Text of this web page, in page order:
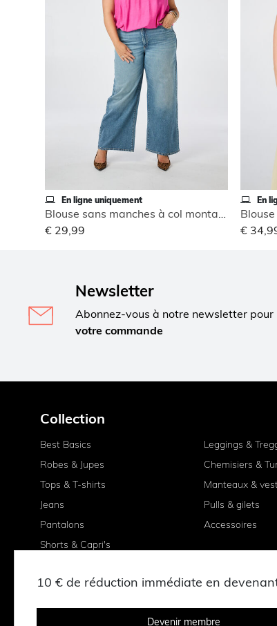
En ligne uniquement
Blouse sans manches à col montant
€ 29,99
En
€
Newsletter
Abonnez-vous à notre newsletter pour
votre commande
Collection
Best Basics
Robes & Jupes
Tops & T-shirts
Jeans
Pantalons
Shorts & Capri's
Leggings &
Chemisiers &
Manteaux &
Pulls & gilets
Accessoires
10 € de réduction immédiate en
Devenir membre